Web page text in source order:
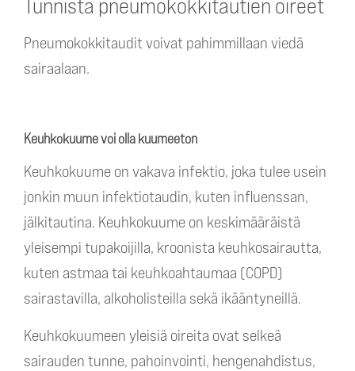
Pneumokokkitaudit voivat pahimmillaan viedä
sairaalaan.
Keuhkokuume voi olla kuumeeton
Keuhkokuume on vakava infektio, joka tulee usein
jonkin muun infektiotaudin, kuten influenssan,
jälkitautina. Keuhkokuume on keskimääräistä
yleisempi tupakoijilla, kroonista keuhkosairautta,
kuten astmaa tai keuhkoahtaumaa (COPD)
sairastavilla, alkoholisteilla sekä ikääntyneillä.
Keuhkokuumeen yleisiä oireita ovat selkeä
sairauden tunne, pahoinvointi, hengenahdistus,